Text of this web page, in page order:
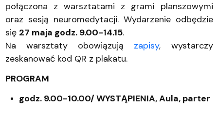
połączona z warsztatami z grami planszowymi
oraz sesją neuromedytacji. Wydarzenie odbędzie
się 27 maja godz. 9.00-14.15.
Na warsztaty obowiązują zapisy, wystarczy
zeskanować kod QR z plakatu.
PROGRAM
godz. 9.00-10.00/ WYSTĄPIENIA, Aula, parter